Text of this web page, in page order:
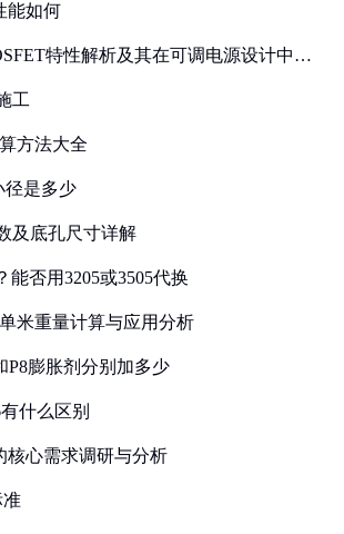
能如何
特性解析及其在可调电源设计中的
工
方法大全
径是多少
及底孔尺寸详解
能否用3205或3505代换
米重量计算与应用分析
P8膨胀剂分别加多少
什么区别
核心需求调研与分析
准